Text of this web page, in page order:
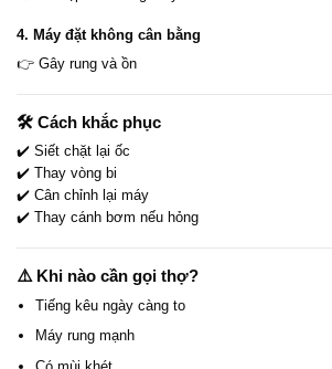
4. Máy đặt không cân bằng
👉 Gây rung và ồn
🛠️ Cách khắc phục
✔️ Siết chặt lại ốc
✔️ Thay vòng bi
✔️ Cân chỉnh lại máy
✔️ Thay cánh bơm nếu hỏng
⚠️ Khi nào cần gọi thợ?
Tiếng kêu ngày càng to
Máy rung mạnh